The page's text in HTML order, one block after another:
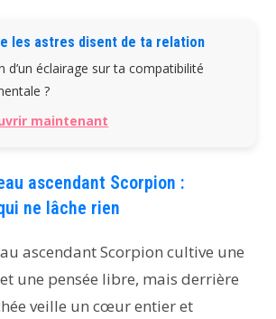
les astres disent de ta relation
d’un éclairage sur ta compatibilité
?
maintenant
ascendant Scorpion :
ne lâche rien
ascendant Scorpion cultive une
une pensée libre, mais derrière
veille un cœur entier et